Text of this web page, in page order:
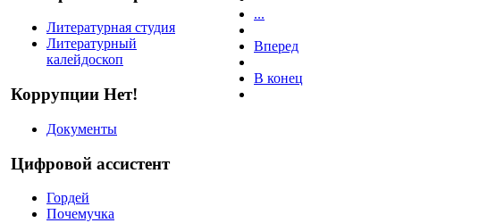
Литературная студия
Литературный
калейдоскоп
Коррупции Нет!
Документы
Цифровой ассистент
Гордей
Почемучка
...
Вперед
В конец